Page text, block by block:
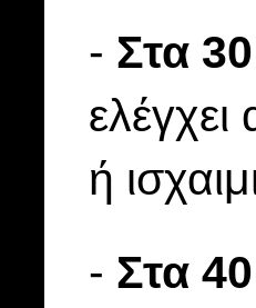
- Στα
ή
- Στα